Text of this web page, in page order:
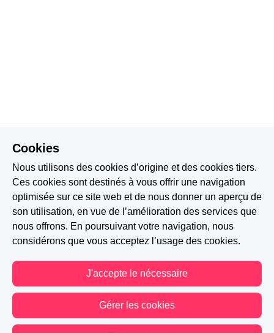
Cookies
Nous utilisons des cookies d’origine et des cookies tiers.
Ces cookies sont destinés à vous offrir une navigation
optimisée sur ce site web et de nous donner un aperçu de
son utilisation, en vue de l’amélioration des services que
nous offrons. En poursuivant votre navigation, nous
considérons que vous acceptez l’usage des cookies.
J'accepte le nécessaire
Gérer les cookies